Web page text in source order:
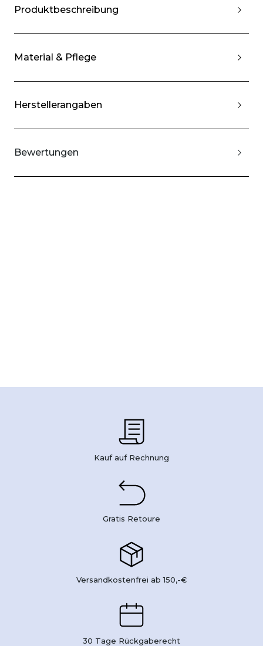
Produktbeschreibung
Material & Pflege
Herstellerangaben
Bewertungen
Kauf auf Rechnung
Gratis Retoure
Versandkostenfrei ab 150,-€
30 Tage Rückgaberecht